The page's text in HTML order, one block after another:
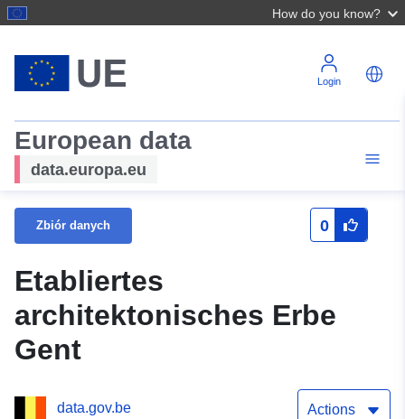
How do you know?
Login
European data
data.europa.eu
Zbiór danych 0
Etabliertes
architektonisches Erbe
Gent
data.gov.be Actions